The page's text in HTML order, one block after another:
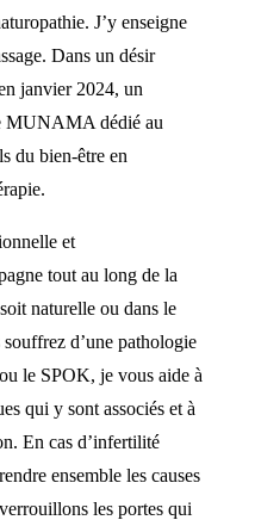
J’y enseigne
Dans un désir
janvier 2024, un
MUNAMA dédié au
du bien-être en
et
tout au long de la
naturelle ou dans le
d’une pathologie
le SPOK, je vous aide à
qui y sont associés et à
En cas d’infertilité
ensemble les causes
les portes qui